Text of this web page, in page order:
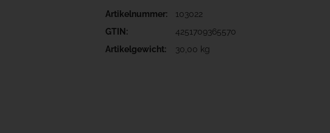
Artikelnummer:
103022
GTIN:
4251709365570
Artikelgewicht:
30,00 kg